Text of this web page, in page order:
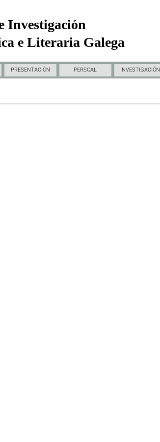
Investigación
e Literaria Galega
PRESENTACIÓN PERSOAL INVESTIGACIÓN